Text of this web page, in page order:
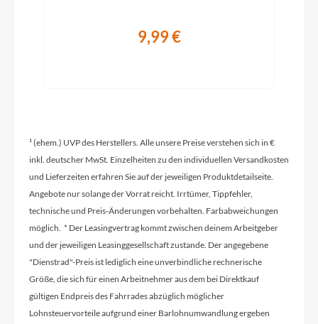
Rahmentyp
Griffe
ACID Travel Comfort
Ladegerät
9,99 €
¹ (ehem.) UVP des Herstellers. Alle unsere Preise verstehen sich in €
inkl. deutscher MwSt. Einzelheiten zu den individuellen Versandkosten
und Lieferzeiten erfahren Sie auf der jeweiligen Produktdetailseite.
Angebote nur solange der Vorrat reicht. Irrtümer, Tippfehler,
technische und Preis-Änderungen vorbehalten. Farbabweichungen
möglich. * Der Leasingvertrag kommt zwischen deinem Arbeitgeber
und der jeweiligen Leasinggesellschaft zustande. Der angegebene
"Dienstrad"-Preis ist lediglich eine unverbindliche rechnerische
Größe, die sich für einen Arbeitnehmer aus dem bei Direktkauf
gültigen Endpreis des Fahrrades abzüglich möglicher
Lohnsteuervorteile aufgrund einer Barlohnumwandlung ergeben